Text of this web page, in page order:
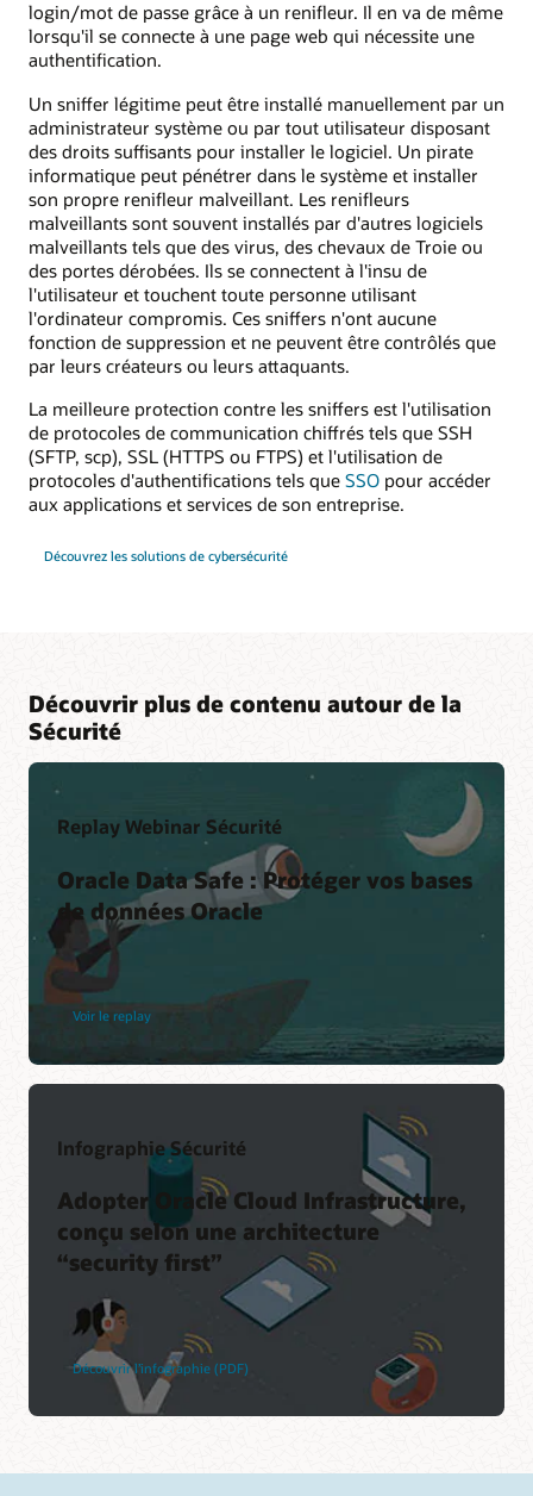
login/mot de passe grâce à un renifleur. Il en va de même
lorsqu'il se connecte à une page web qui nécessite une
authentification.
Un sniffer légitime peut être installé manuellement par un
administrateur système ou par tout utilisateur disposant
des droits suffisants pour installer le logiciel. Un pirate
informatique peut pénétrer dans le système et installer
son propre renifleur malveillant. Les renifleurs
malveillants sont souvent installés par d'autres logiciels
malveillants tels que des virus, des chevaux de Troie ou
des portes dérobées. Ils se connectent à l'insu de
l'utilisateur et touchent toute personne utilisant
l'ordinateur compromis. Ces sniffers n'ont aucune
fonction de suppression et ne peuvent être contrôlés que
par leurs créateurs ou leurs attaquants.
La meilleure protection contre les sniffers est l'utilisation
de protocoles de communication chiffrés tels que SSH
(SFTP, scp), SSL (HTTPS ou FTPS) et l'utilisation de
protocoles d'authentifications tels que SSO pour accéder
aux applications et services de son entreprise.
Découvrez les solutions de cybersécurité
Découvrir plus de contenu autour de la
Sécurité
Replay Webinar Sécurité
Oracle Data Safe : Protéger vos bases
de données Oracle
Voir le replay
Infographie Sécurité
Adopter Oracle Cloud Infrastructure,
conçu selon une architecture
“security first”
Découvrir l’infographie (PDF)